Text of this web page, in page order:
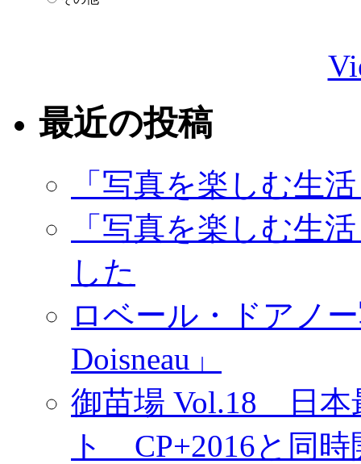
最近の投稿
「写真を楽しむ生
「写真を楽しむ生
した
ロベール・ドアノ
Doisneau」
御苗場 Vol.18 日本
ト CP+2016と同時